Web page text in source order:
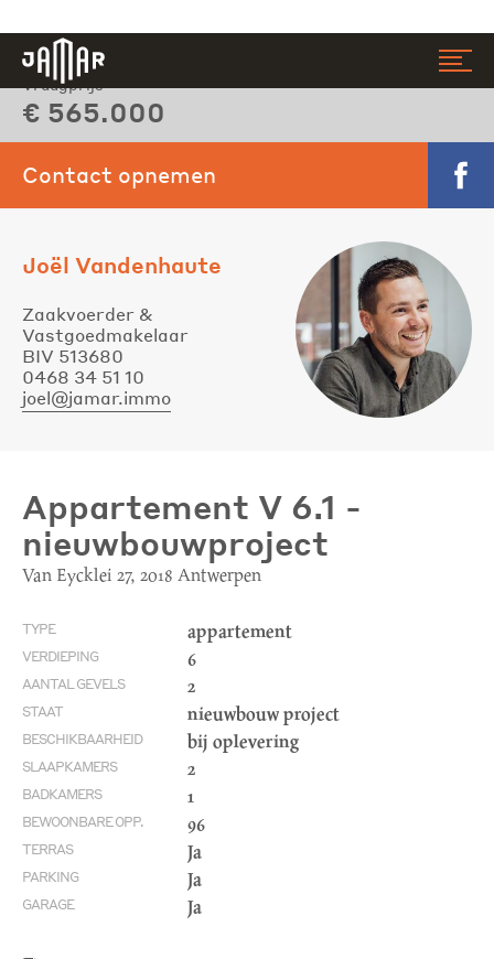
Jamar
Appartement V 6.1 -
nieuwbouwproject
Van Eycklei 27, 2018 Antwerpen
TYPE appartement
VERDIEPING 6
AANTAL GEVELS 2
STAAT nieuwbouw project
BESCHIKBAARHEID bij oplevering
SLAAPKAMERS 2
BADKAMERS 1
BEWOONBARE OPP. 96
TERRAS Ja
PARKING Ja
GARAGE Ja
Vraagprijs
€ 565.000
Contact opnemen
Joël Vandenhaute
Zaakvoerder &
Vastgoedmakelaar
BIV 513680
0468 34 51 10
joel@jamar.immo